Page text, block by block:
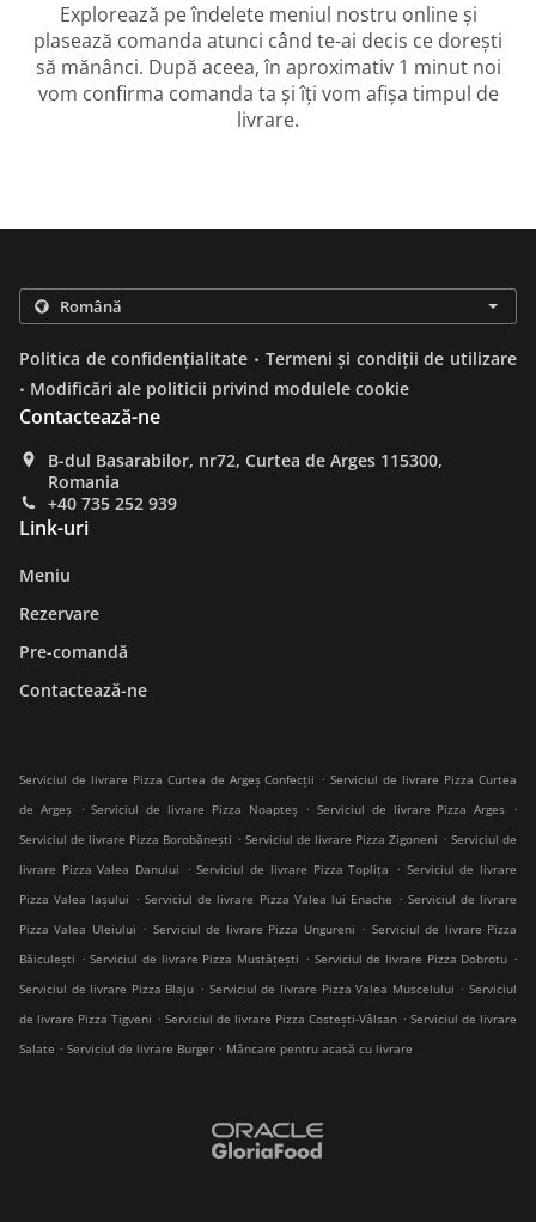
Explorează pe îndelete meniul nostru online și
plasează comanda atunci când te-ai decis ce dorești
să mănânci. După aceea, în aproximativ 1 minut noi
vom confirma comanda ta și îți vom afișa timpul de
livrare.
Politica de confidențialitate . Termeni și condiții de utilizare
. Modificări ale politicii privind modulele cookie
Contactează-ne
B-dul Basarabilor, nr72, Curtea de Arges 115300,
Romania
+40 735 252 939
Link-uri
Meniu
Rezervare
Pre-comandă
Contactează-ne
Serviciul de livrare Pizza Curtea de Argeș Confecții . Serviciul de livrare Pizza Curtea
de Argeș
. Serviciul de livrare Pizza Noapteș . Serviciul de livrare Pizza Arges
.
Serviciul de livrare Pizza Borobănești . Serviciul de livrare Pizza Zigoneni . Serviciul de
livrare Pizza Valea Danului
. Serviciul de livrare Pizza Toplița . Serviciul de livrare
Pizza Valea Iașului . Serviciul de livrare Pizza Valea lui Enache . Serviciul de livrare
Pizza Valea Uleiului . Serviciul de livrare Pizza Ungureni . Serviciul de livrare Pizza
Băiculești . Serviciul de livrare Pizza Mustățești . Serviciul de livrare Pizza Dobrotu .
Serviciul de livrare Pizza Blaju . Serviciul de livrare Pizza Valea Muscelului . Serviciul
de livrare Pizza Tigveni . Serviciul de livrare Pizza Costești-Vâlsan . Serviciul de livrare
Salate . Serviciul de livrare Burger . Mâncare pentru acasă cu livrare